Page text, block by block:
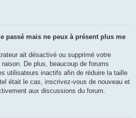
passé mais ne peux à présent plus me
ait désactivé ou supprimé votre
De plus, beaucoup de forums
utilisateurs inactifs afin de réduire la taille
était le cas, inscrivez-vous de nouveau et
aux discussions du forum.